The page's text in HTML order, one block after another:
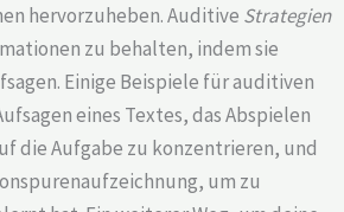
hervorzuheben. Auditive Strategien
zu behalten, indem sie
Einige Beispiele für auditiven
eines Textes, das Abspielen
die Aufgabe zu konzentrieren, und
um zu